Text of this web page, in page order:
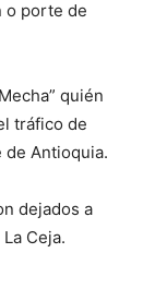
o porte de
quién
tráfico de
Antioquia.
dejados a
Ceja.